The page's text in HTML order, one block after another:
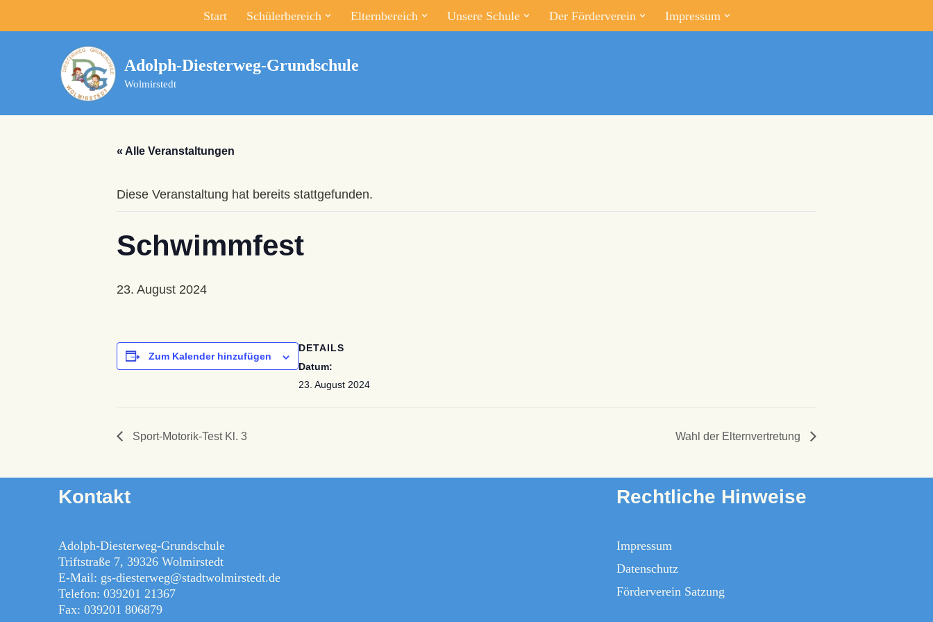
Start Schülerbereich Elternbereich Unsere Schule Der Förderverein Impressum
Adolph-Diesterweg-Grundschule
Wolmirstedt
« Alle Veranstaltungen
Diese Veranstaltung hat bereits stattgefunden.
Schwimmfest
23. August 2024
Zum Kalender hinzufügen
DETAILS
Datum:
23. August 2024
Sport-Motorik-Test Kl. 3 Wahl der Elternvertretung
Kontakt
Adolph-Diesterweg-Grundschule
Triftstraße 7, 39326 Wolmirstedt
E-Mail: gs-diesterweg@stadtwolmirstedt.de
Telefon: 039201 21367
Fax: 039201 806879
Rechtliche Hinweise
Impressum
Datenschutz
Förderverein Satzung